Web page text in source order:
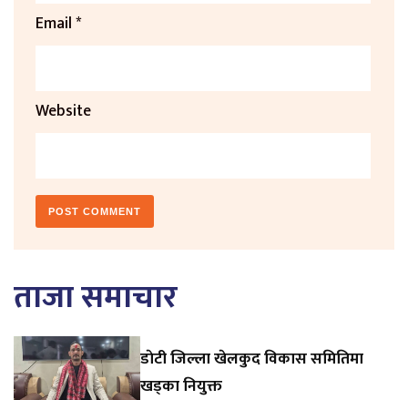
Email*
Website
ताजा समाचार
डाेटी जिल्ला खेलकुद विकास समितिमा
खड्का नियुक्त